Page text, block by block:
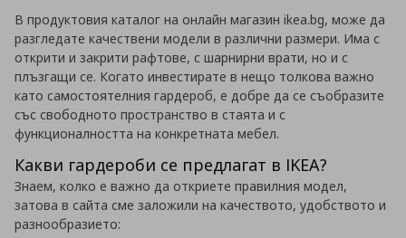
В продуктовия каталог на онлайн магазин ikea.bg, може да
разгледате качествени модели в различни размери. Има с
открити и закрити рафтове, с шарнирни врати, но и с
плъзгащи се. Когато инвестирате в нещо толкова важно
като самостоятелния гардероб, е добре да се съобразите
със свободното пространство в стаята и с
функционалността на конкретната мебел.
Какви гардероби се предлагат в IKEA?
Знаем, колко е важно да откриете правилния модел,
затова в сайта сме заложили на качеството, удобството и
разнообразието: